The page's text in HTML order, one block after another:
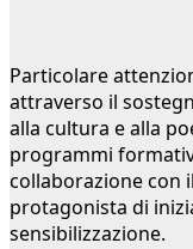
Particolare
attraverso il
alla cultura e alla
programmi
collaborazione con
protagonista di
sensibilizzazione.